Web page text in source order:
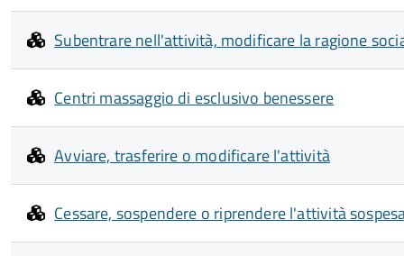
Subentrare nell'attività, modificare la ragione
Centri massaggio di esclusivo benessere
Avviare, trasferire o modificare l'attività
Cessare, sospendere o riprendere l'attività